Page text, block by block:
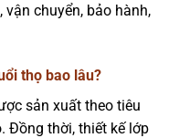
chuyển, bảo hành,
thọ bao lâu?
sản xuất theo tiêu
Đồng thời, thiết kế lớp